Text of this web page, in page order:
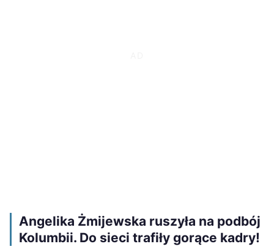
Angelika Żmijewska ruszyła na podbój
Kolumbii. Do sieci trafiły gorące kadry!